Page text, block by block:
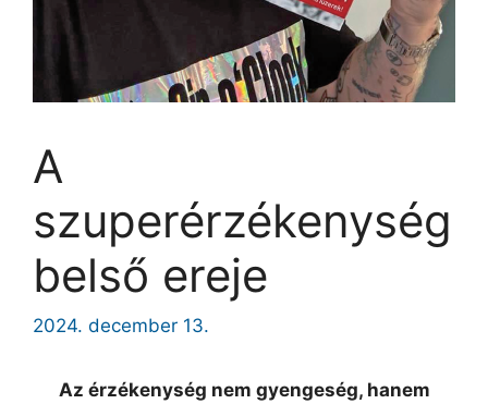
A
szuperérzékenység
belső ereje
2024. december 13.
Az érzékenység nem gyengeség, hanem